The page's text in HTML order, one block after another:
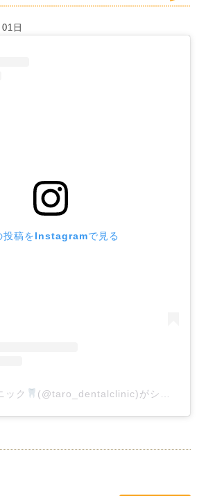
日
投稿をInstagramで見る
ック (@taro_dentalclinic)がシェアした投稿